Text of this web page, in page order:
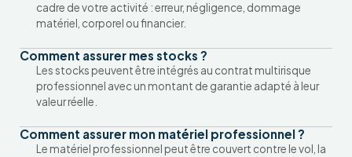
cadre de votre activité : erreur, négligence, dommage
matériel, corporel ou financier.
Comment assurer mes stocks ?
Les stocks peuvent être intégrés au contrat multirisque
professionnel avec un montant de garantie adapté à leur
valeur réelle.
Comment assurer mon matériel professionnel ?
Le matériel professionnel peut être couvert contre le vol, la